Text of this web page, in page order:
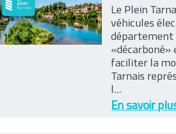
Le Plein
véhicules
département
faciliter la
Tarnais
l...
En savoir